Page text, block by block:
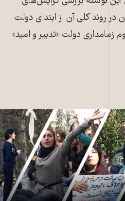
روند کلی آن از ابتدای دولت
زمامداری دولت «تدبیر و امید»